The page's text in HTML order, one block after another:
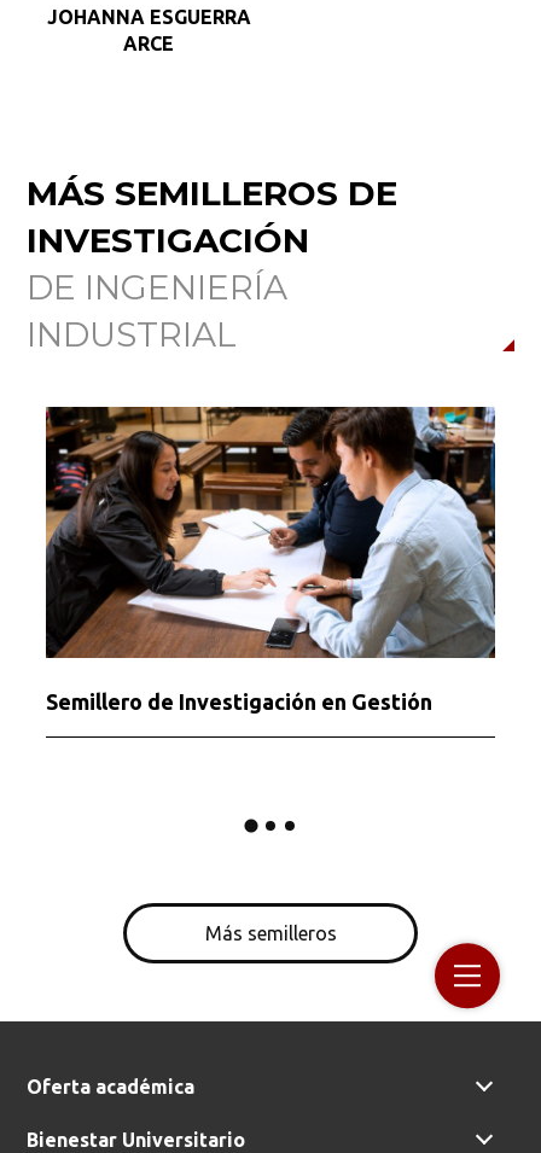
JOHANNA ESGUERRA
ARCE
MÁS SEMILLEROS DE
INVESTIGACIÓN
DE INGENIERÍA
INDUSTRIAL
Semillero de Investigación en Gestión
Más semilleros
Oferta académica
Bienestar Universitario